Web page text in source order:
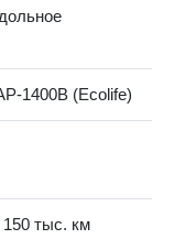
1400B (Ecolife)
150 тыс. км